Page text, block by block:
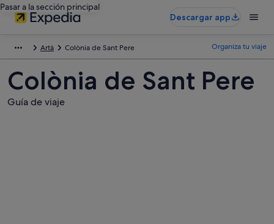
Pasar a la sección principal
Descargar app
Artà Colònia de Sant Pere Organiza tu viaje
Colònia de Sant Pere
Guía de viaje